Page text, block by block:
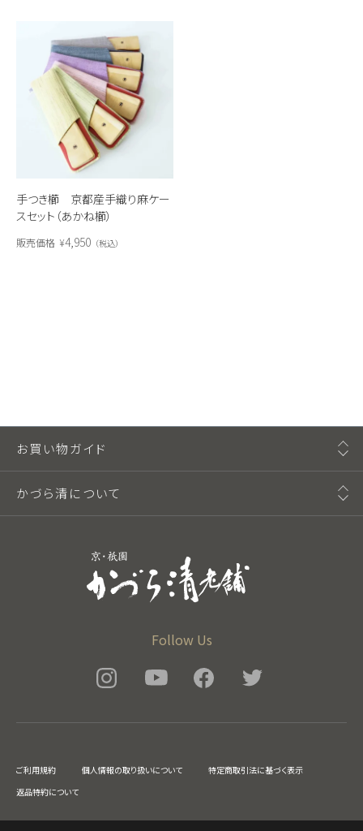
手つき櫛 京都産手織り麻ケー
スセット（あかね櫛）
販売価格 ¥4,950 税込
Follow Us
お買い物ガイド
かづら清について
ご利用規約 個人情報の取り扱いについて
特定商取引法に基づく表示
返品特約について